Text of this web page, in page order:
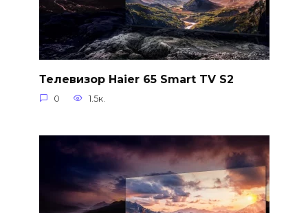
Телевизор Haier 65 Smart TV S2
0 1.5к.